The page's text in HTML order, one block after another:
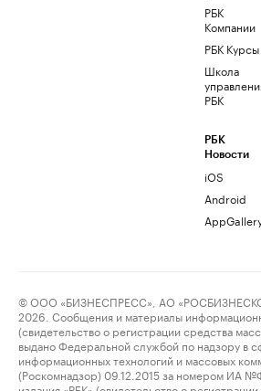
РБК
Компании
РБК Курсы
Школа
РБК
РБК
Новости
iOS
Android
© ООО «БИЗНЕСПРЕСС», АО
2026. Сообщения и материалы
(свидетельство о регистрации средства
выдано Федеральной службой по надзору в
информационных технологий и массовых
(Роскомнадзор) 09.12.2015 за номером ИА